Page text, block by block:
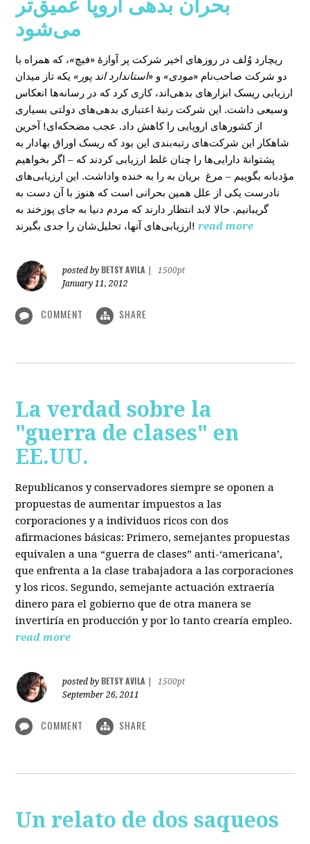
بحران بدهی اروپا عمیق‌تر
می‌شود
ریچارد وُلف در روزهای اخیر شرکت پر آوازۀ «فیچ»، که همراه با
دو شرکت صاحب‌نام «مودی» و «استاندارد اند پور» یکه‌ تاز میدان
ارزیابی ریسک ابزارهای بدهی‌اند، کاری کرد که در رسانه‌ها انعکاس
وسیعی داشت. این شرکت رتبۀ اعتباری بدهی‌های دولتی بسیاری
از کشورهای اروپایی را کاهش داد. عجب مضحکه‌ای! آخرین
شاهکار این شرکت‌های رتبه‌بندی این بود که ریسک‌ اوراق بهادار به
پشتوانۀ دارایی‌‌ها را چنان غلط ارزیابی کردند که – اگر بخواهیم
مؤدبانه بگوییم – مرغ بریان به را به خنده واداشت. این ارزیابی‌های
نادرست یکی از علل همین بحرانی است که هنوز با آن دست به
گریبانیم. حالا لابد انتظار دارند که مردم دنیا به جای پوزخند به
ارزیابی‌های آنها، تحلیل‌‌شان را جدی بگیرند! read more
posted by BETSY AVILA
1500pt
January 11, 2012
COMMENT SHARE
La verdad sobre la
"guerra de clases" en
EE.UU.
Republicanos y conservadores siempre se oponen a
propuestas de aumentar impuestos a las
corporaciones y a individuos ricos con dos
afirmaciones básicas: Primero, semejantes propuestas
equivalen a una “guerra de clases” anti-‘americana’,
que enfrenta a la clase trabajadora a las corporaciones
y los ricos. Segundo, semejante actuación extraería
dinero para el gobierno que de otra manera se
invertiría en producción y por lo tanto crearía empleo.
read more
posted by BETSY AVILA
1500pt
September 26, 2011
COMMENT SHARE
Un relato de dos saqueos